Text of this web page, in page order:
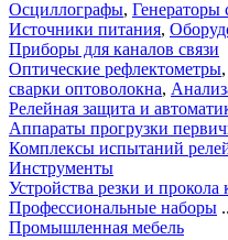
Осциллографы, Генераторы
Источники питания,
Приборы для каналов связи
Оптические рефлектометры,
сварки оптоволокна,
Релейная защита и
Аппараты прогрузки
Комплексы испытаний
Инструменты
Устройства резки и прокола
Профессиональные наборы
Промышленная мебель